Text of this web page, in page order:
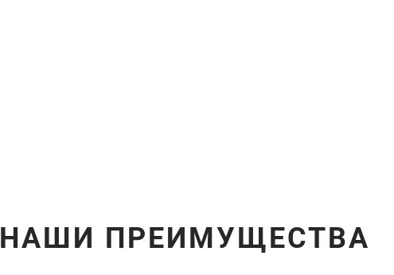
НАШИ ПРЕИМУЩЕСТВА